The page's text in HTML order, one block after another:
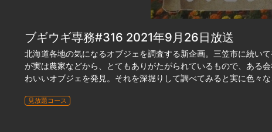
ブギウギ専務#316 2021年9月26日放送
北海道各地の気になるオブジェを調査する新企画。三笠市に続い
が実は農家などから、とてもありがたがられているもので、ある
わいいオブジェを発見。それを深堀りして調べてみると実に色々
見放題コース